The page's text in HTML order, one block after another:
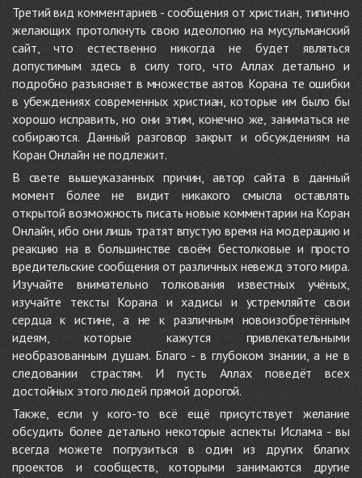
Третий вид комментариев - сообщения от христиан, типично
желающих протолкнуть свою идеологию на мусульманский
сайт, что естественно никогда не будет являться
допустимым здесь в силу того, что Аллах детально и
подробно разъясняет в множестве аятов Корана те ошибки
в убеждениях современных христиан, которые им было бы
хорошо исправить, но они этим, конечно же, заниматься не
собираются. Данный разговор закрыт и обсуждениям на
Коран Онлайн не подлежит.
В свете вышеуказанных причин, автор сайта в данный
момент более не видит никакого смысла оставлять
открытой возможность писать новые комментарии на Коран
Онлайн, ибо они лишь тратят впустую время на модерацию и
реакцию на в большинстве своём бестолковые и просто
вредительские сообщения от различных невежд этого мира.
Изучайте внимательно толкования известных учёных,
изучайте тексты Корана и хадисы и устремляйте свои
сердца к истине, а не к различным новоизобретённым
идеям, которые кажутся привлекательными
необразованным душам. Благо - в глубоком знании, а не в
следовании страстям. И пусть Аллах поведёт всех
достойных этого людей прямой дорогой.
Также, если у кого-то всё ещё присутствует желание
обсудить более детально некоторые аспекты Ислама - вы
всегда можете погрузиться в один из других благих
проектов и сообществ, которыми занимаются другие